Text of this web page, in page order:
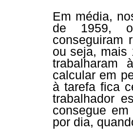
Em média,
de 1959,
conseguiram
ou seja, mais
trabalharam
calcular em
à tarefa fica
trabalhador
consegue
por dia,